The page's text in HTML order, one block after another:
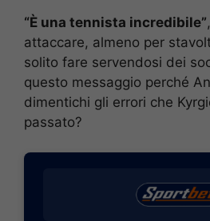
“È una tennista incredibile”
attaccare, almeno per
solito fare servendosi dei
questo messaggio perché
dimentichi gli errori che
passato?